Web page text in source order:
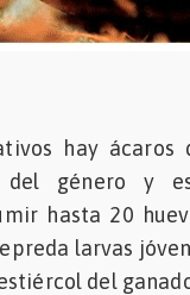
hay ácaros
del género y
hasta 20
larvas
del